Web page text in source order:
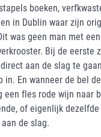
boeken,
in Dublin waar zijn
was geen man met
Bij de eerste
aan de slag te
in. En wanneer de bel
fles rode wijn naar
of eigenlijk
de slag.